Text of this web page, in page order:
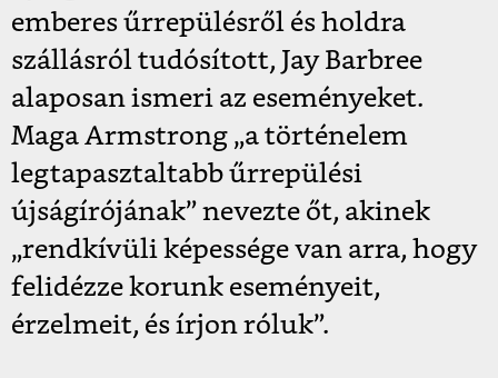
emberes űrrepülésről és holdra
szállásról tudósított, Jay Barbree
alaposan ismeri az eseményeket.
Maga Armstrong „a történelem
legtapasztaltabb űrrepülési
újságírójának” nevezte őt, akinek
„rendkívüli képessége van arra, hogy
felidézze korunk eseményeit,
érzelmeit, és írjon róluk”.